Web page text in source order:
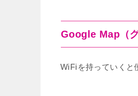
Google Map（
WiFiを持っていくと